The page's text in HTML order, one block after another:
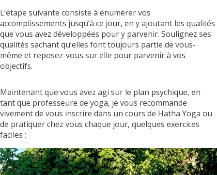
L’étape suivante consiste à énumérer vos
accomplissements jusqu’à ce jour, en y ajoutant les qualités
que vous avez développées pour y parvenir. Soulignez ses
qualités sachant qu’elles font toujours partie de vous-
même et reposez-vous sur elle pour parvenir à vos
objectifs.
Maintenant que vous avez agi sur le plan psychique, en
tant que professeure de yoga, je vous recommande
vivement de vous inscrire dans un cours de Hatha Yoga ou
de pratiquer chez vous chaque jour, quelques exercices
faciles :